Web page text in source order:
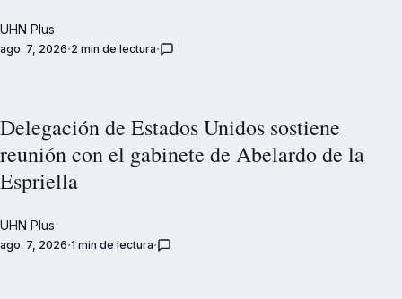
UHN Plus
ago. 7, 2026 2 min de lectura
Delegación de Estados Unidos sostiene
reunión con el gabinete de Abelardo de la
Espriella
UHN Plus
ago. 7, 2026 1 min de lectura